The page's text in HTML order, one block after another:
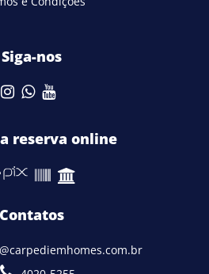
Siga-nos
reserva online
Contatos